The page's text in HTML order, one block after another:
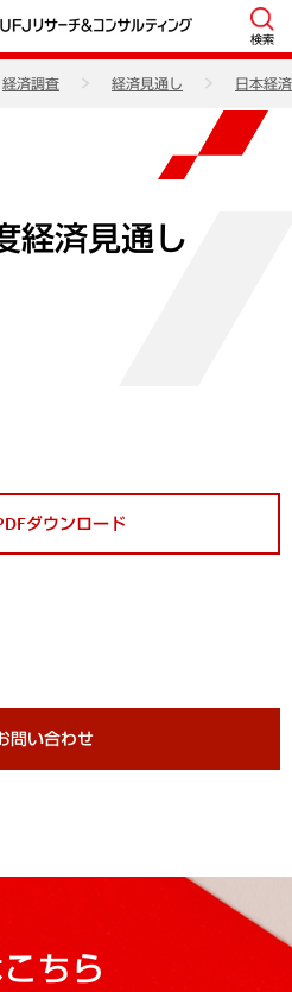
検索
経済調査 経済見通し 日本経
済見通し
ダウンロード
問い合わせ
ちら